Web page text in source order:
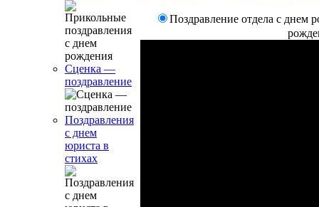
Сценка —
поздравление
Поздравления
с днем
юриста в
стихах
Поздравление отдела с днем